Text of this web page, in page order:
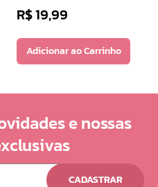
R$19,99
Adicionar ao Carrinho
e nossas
CADASTRAR